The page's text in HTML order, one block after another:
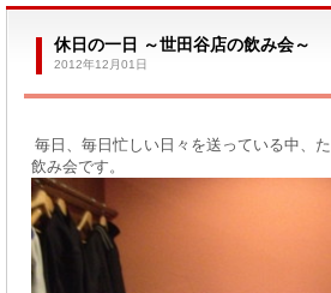
休日の一日 ～世田谷店の飲み会～
2012年12月01日
毎日、毎日忙しい日々を送っている中、
飲み会です。